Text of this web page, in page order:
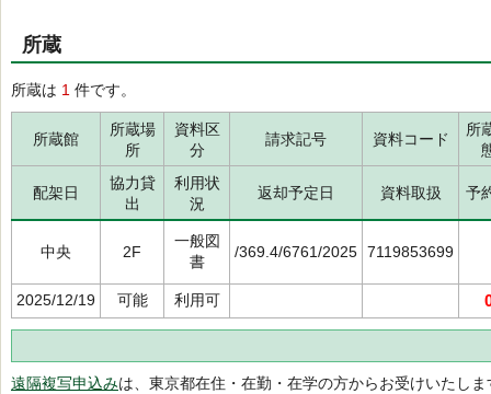
所蔵
所蔵は 1 件です。
所蔵館
所蔵場
所
資料区
分
請求記号 資料コード
所
配架日
協力貸
出
利用状
況
返却予定日 資料取扱 予
中央 2F
一般図
書
/369.4/6761/2025 7119853699
2025/12/19 可能 利用可
遠隔複写申込みは、東京都在住・在勤・在学の方からお受けいたしま